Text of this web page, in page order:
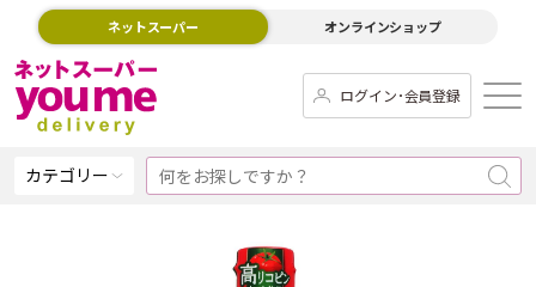
ネットスーパー オンラインショップ
ログイン･会員登録
カテゴリー